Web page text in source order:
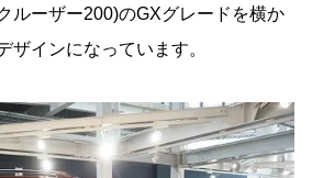
ルーザー200)のGXグレードを横か
ザインになっています。